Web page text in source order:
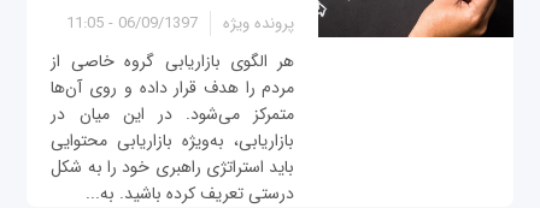
پرونده ویژه 06/09/1397 - 11:05
هر الگوی بازاریابی گروه خاصی از
مردم را هدف قرار داده و روی آن‌ها
متمرکز می‌شود. در این میان در
بازاریابی، به‌ویژه بازاریابی محتوایی
باید استراتژی راهبری خود را به شکل
درستی تعریف کرده باشید. به‌...